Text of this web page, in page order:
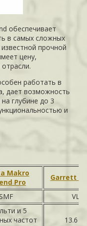
обеспечивает
в самых сложных
прочной
цену,
работать в
дает возможность
глубине до 3
и
Makro
Pro
Garrett
VLF
и 5
частот
13.6